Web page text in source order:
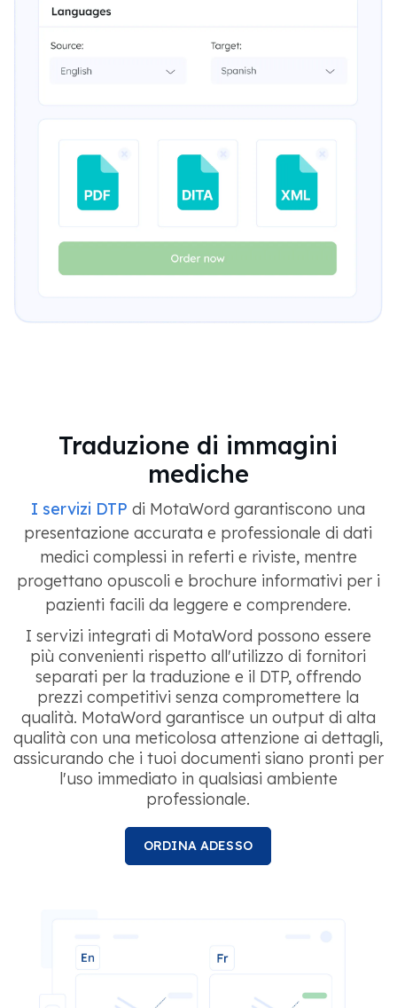
Traduzione di immagini
mediche
I servizi DTP di MotaWord garantiscono una
presentazione accurata e professionale di dati
medici complessi in referti e riviste, mentre
progettano opuscoli e brochure informativi per i
pazienti facili da leggere e comprendere.
I servizi integrati di MotaWord possono essere
più convenienti rispetto all'utilizzo di fornitori
separati per la traduzione e il DTP, offrendo
prezzi competitivi senza compromettere la
qualità. MotaWord garantisce un output di alta
qualità con una meticolosa attenzione ai dettagli,
assicurando che i tuoi documenti siano pronti per
l'uso immediato in qualsiasi ambiente
professionale.
ORDINA ADESSO